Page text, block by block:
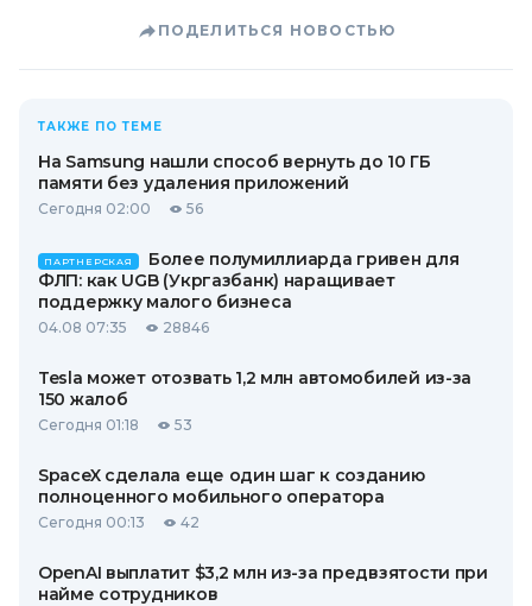
ПОДЕЛИТЬСЯ НОВОСТЬЮ
ТАКЖЕ ПО ТЕМЕ
На Samsung нашли способ вернуть до 10 ГБ
памяти без удаления приложений
Сегодня 02:00 56
ПАРТНЕРСКАЯ
Более полумиллиарда гривен для
ФЛП: как UGB (Укргазбанк) наращивает
поддержку малого бизнеса
04.08 07:35 28846
Tesla может отозвать 1,2 млн автомобилей из-за
150 жалоб
Сегодня 01:18 53
SpaceX сделала еще один шаг к созданию
полноценного мобильного оператора
Сегодня 00:13 42
OpenAI выплатит $3,2 млн из-за предвзятости при
найме сотрудников